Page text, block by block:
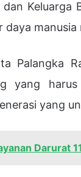
dan Keluarga
daya
Palangka
yang
yang
Darurat